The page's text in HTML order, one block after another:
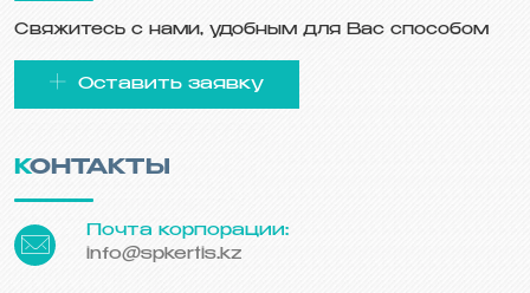
Свяжитесь с нами, удобным для Вас способом
Оставить заявку
КОНТАКТЫ
Почта корпорации:
info@spkertis.kz